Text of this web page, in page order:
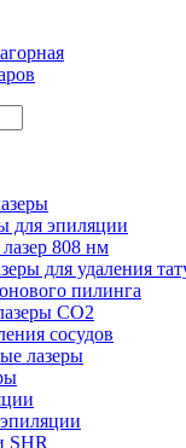
для эпиляции
808 нм
для удаления
пилинга
CO2
сосудов
лазеры
SHR